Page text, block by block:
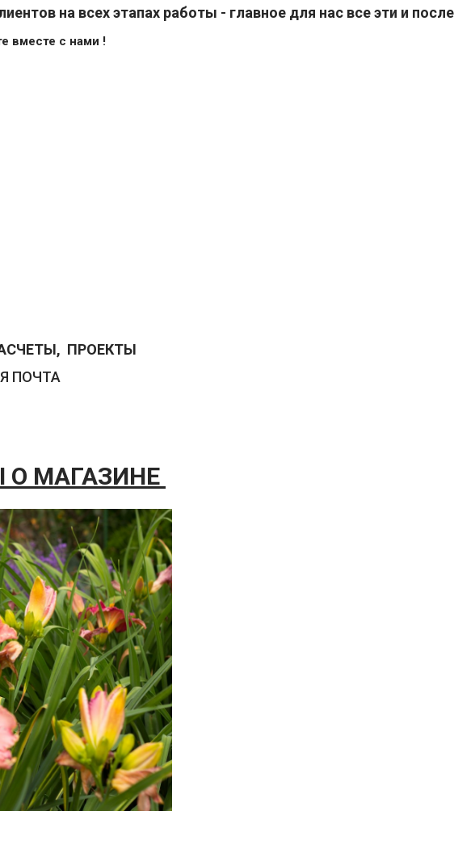
на всех этапах работы - главное для нас все эти и
вместе с нами !
ПРОЕКТЫ
ПОЧТА
О МАГАЗИНЕ